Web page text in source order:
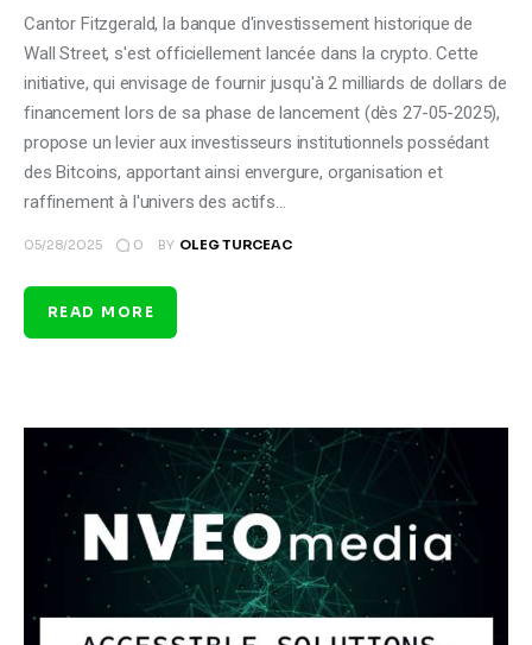
Cantor Fitzgerald, la banque d'investissement historique de
Wall Street, s'est officiellement lancée dans la crypto. Cette
initiative, qui envisage de fournir jusqu'à 2 milliards de dollars de
financement lors de sa phase de lancement (dès 27-05-2025),
propose un levier aux investisseurs institutionnels possédant
des Bitcoins, apportant ainsi envergure, organisation et
raffinement à l'univers des actifs…
05/28/2025 0 BY OLEG TURCEAC
READ MORE